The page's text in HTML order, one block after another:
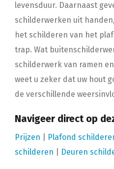
levensduur. Daarnaast
schilderwerken uit
het schilderen van het
trap. Wat
schilderwerk van ramen
weet u zeker dat uw hout
de verschillende
Navigeer direct op
Prijzen Plafond
schilderen
Deuren